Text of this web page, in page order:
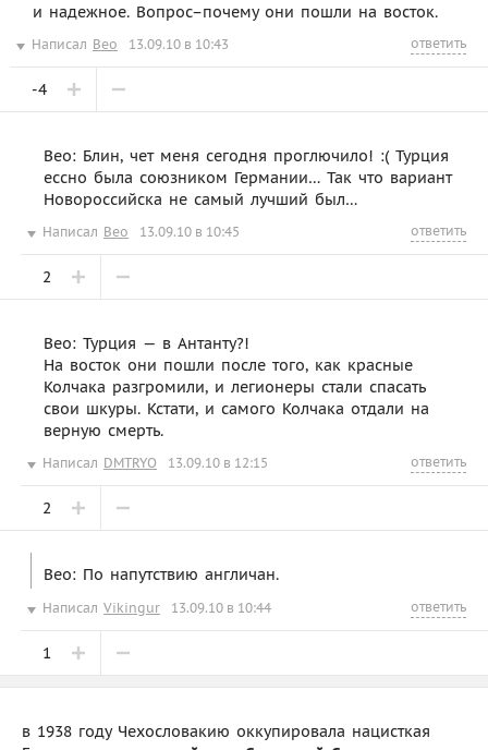
и надежное. Вопрос–почему они пошли на восток.
Написал Beo 13.09.10 в 10:43 ответить
-4
Beo: Блин, чет меня сегодня проглючило! :( Турция
ессно была союзником Германии… Так что вариант
Новороссийска не самый лучший был…
Написал Beo 13.09.10 в 10:45 ответить
2
Beo: Турция — в Антанту?!
На восток они пошли после того, как красные
Колчака разгромили, и легионеры стали спасать
свои шкуры. Кстати, и самого Колчака отдали на
верную смерть.
Написал DMTRYO 13.09.10 в 12:15 ответить
2
Beo: По напутствию англичан.
Написал Vikingur 13.09.10 в 10:44 ответить
1
в 1938 году Чехословакию оккупировала нацисткая